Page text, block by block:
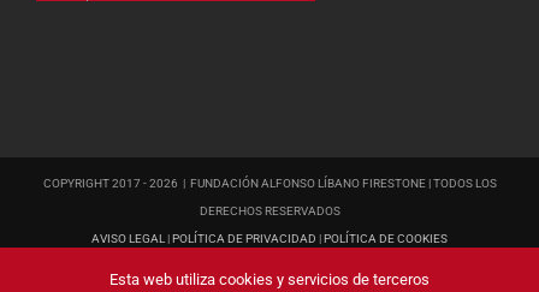
COPYRIGHT 2017 -2026 | FUNDACIÓN ALFONSO LÍBANO FIRESTONE | TODOS LOS
DERECHOS RESERVADOS
AVISO LEGAL |POLÍTICA DE PRIVACIDAD |POLÍTICA DE COOKIES
Esta web utiliza cookies y servicios de terceros